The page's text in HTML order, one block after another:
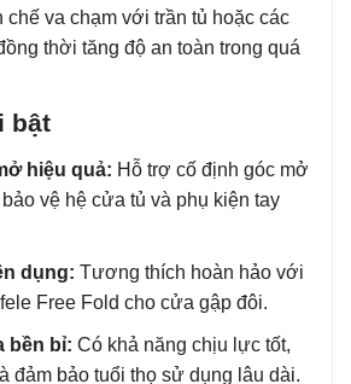
chế va chạm với trần tủ hoặc các
thời tăng độ an toàn trong quá
bật
hiệu quả: Hỗ trợ cố định góc mở
vệ hệ cửa tủ và phụ kiện tay
dụng: Tương thích hoàn hảo với
Free Fold cho cửa gập đôi.
bền bỉ: Có khả năng chịu lực tốt,
đảm bảo tuổi thọ sử dụng lâu dài.